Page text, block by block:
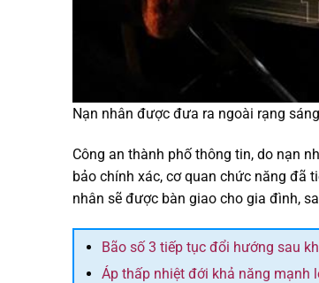
Nạn nhân được đưa ra ngoài rạng
Công an thành phố thông tin, do nạn
bảo chính xác, cơ quan chức năng đã
nhân sẽ được bàn giao cho gia đình,
Bão số 3 tiếp tục đổi hướng sau
Áp thấp nhiệt đới khả năng mạnh